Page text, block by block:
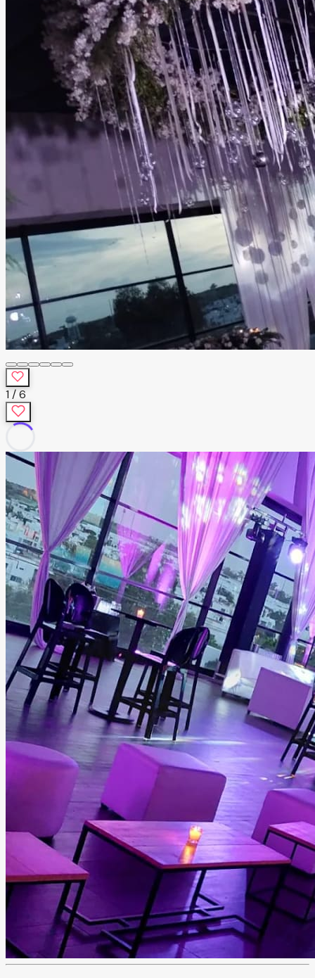
1 /6
Salón Solaz
León, Guanajuato
Información
Recinto para eventos en León, Guanajuato, que ofrece
solución integral mediante alianzas con proveedores,
facilitando la planeación completa. Cuenta con espacio
privado para ceremonia civil o uso exclusivo de la novia,
además de menús personalizados. Ideal para eventos
sociales que buscan organización, comodidad y atención
a cada detalle.